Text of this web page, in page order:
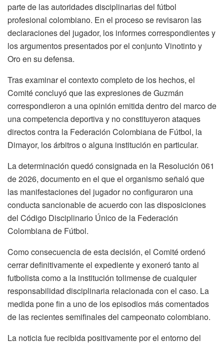
parte de las autoridades disciplinarias del fútbol
profesional colombiano. En el proceso se revisaron las
declaraciones del jugador, los informes correspondientes y
los argumentos presentados por el conjunto Vinotinto y
Oro en su defensa.
Tras examinar el contexto completo de los hechos, el
Comité concluyó que las expresiones de Guzmán
correspondieron a una opinión emitida dentro del marco de
una competencia deportiva y no constituyeron ataques
directos contra la Federación Colombiana de Fútbol, la
Dimayor, los árbitros o alguna institución en particular.
La determinación quedó consignada en la Resolución 061
de 2026, documento en el que el organismo señaló que
las manifestaciones del jugador no configuraron una
conducta sancionable de acuerdo con las disposiciones
del Código Disciplinario Único de la Federación
Colombiana de Fútbol.
Como consecuencia de esta decisión, el Comité ordenó
cerrar definitivamente el expediente y exoneró tanto al
futbolista como a la institución tolimense de cualquier
responsabilidad disciplinaria relacionada con el caso. La
medida pone fin a uno de los episodios más comentados
de las recientes semifinales del campeonato colombiano.
La noticia fue recibida positivamente por el entorno del